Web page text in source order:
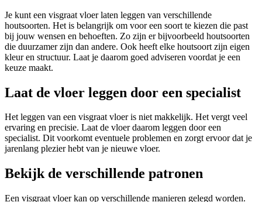
Je kunt een visgraat vloer laten leggen van verschillende
houtsoorten. Het is belangrijk om voor een soort te kiezen die past
bij jouw wensen en behoeften. Zo zijn er bijvoorbeeld houtsoorten
die duurzamer zijn dan andere. Ook heeft elke houtsoort zijn eigen
kleur en structuur. Laat je daarom goed adviseren voordat je een
keuze maakt.
Laat de vloer leggen door een specialist
Het leggen van een visgraat vloer is niet makkelijk. Het vergt veel
ervaring en precisie. Laat de vloer daarom leggen door een
specialist. Dit voorkomt eventuele problemen en zorgt ervoor dat je
jarenlang plezier hebt van je nieuwe vloer.
Bekijk de verschillende patronen
Een visgraat vloer kan op verschillende manieren gelegd worden.